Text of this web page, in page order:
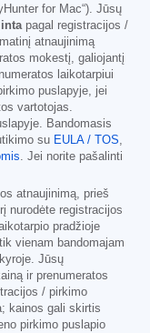
for Mac“). Jūsų
pagal registracijos /
atnaujinimą
mokestį, galiojantį
laikotarpiui
puslapyje, jei
vartotojas.
Bandomasis
su EULA / TOS
. Jei norite pašalinti
atnaujinimą, prieš
nurodėte registracijos
pradžioje
vienam bandomajam
Jūsų
ir prenumeratos
/ pirkimo
kainos gali skirtis
pirkimo puslapio